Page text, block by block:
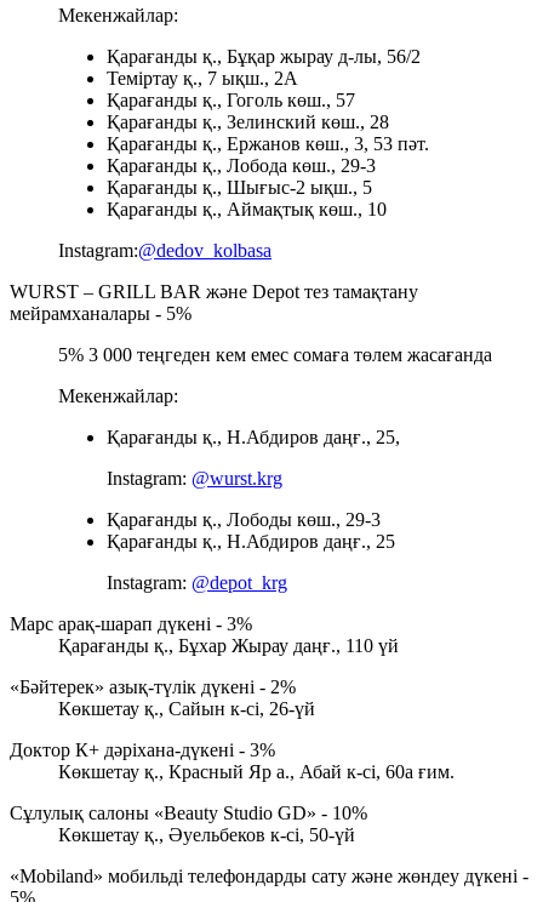
Мекенжайлар:
Қарағанды қ., Бұқар жырау д-лы, 56/2
Теміртау қ., 7 ықш., 2А
Қарағанды қ., Гоголь көш., 57
Қарағанды қ., Зелинский көш., 28
Қарағанды қ., Ержанов көш., 3, 53 пәт.
Қарағанды қ., Лобода көш., 29-3
Қарағанды қ., Шығыс-2 ықш., 5
Қарағанды қ., Аймақтық көш., 10
Instagram:@dedov_kolbasa
WURST – GRILL BAR және Depot тез тамақтану
мейрамханалары - 5%
5% 3 000 теңгеден кем емес сомаға төлем жасағанда
Мекенжайлар:
Қарағанды қ., Н.Абдиров даңғ., 25,
Instagram: @wurst.krg
Қарағанды қ., Лободы көш., 29-3
Қарағанды қ., Н.Абдиров даңғ., 25
Instagram: @depot_krg
Марс арақ-шарап дүкені - 3%
Қарағанды қ., Бұхар Жырау даңғ., 110 үй
«Бәйтерек» азық-түлік дүкені - 2%
Көкшетау қ., Сайын к-сі, 26-үй
Доктор К+ дәріхана-дүкені - 3%
Көкшетау қ., Красный Яр а., Абай к-сі, 60а ғим.
Сұлулық салоны «Beauty Studio GD» - 10%
Көкшетау қ., Әуельбеков к-сі, 50-үй
«Mobiland» мобильді телефондарды сату және жөндеу дүкені -
5%